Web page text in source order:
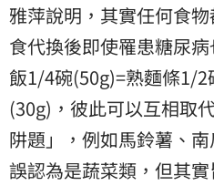
雅萍說明，其實任何食
食代換後即使罹患糖尿
飯1/4碗(50g)=熟麵條1/2
(30g)，彼此可以互相取
阱題」，例如馬鈴薯、
誤認為是蔬菜類，但其